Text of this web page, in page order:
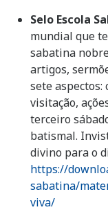
Selo Escola
mundial que
sabatina
artigos,
sete aspectos:
visitação,
terceiro
batismal.
divino para o
https://
sabatina/
viva/